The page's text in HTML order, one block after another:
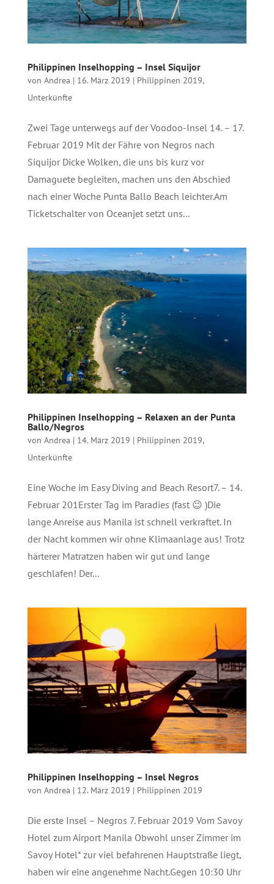
Philippinen Inselhopping – Insel Siquijor
von Andrea | 16. März 2019 | Philippinen 2019,
Unterkünfte
Zwei Tage unterwegs auf der Voodoo-Insel 14. – 17.
Februar 2019 Mit der Fähre von Negros nach
Siquijor Dicke Wolken, die uns bis kurz vor
Damaguete begleiten, machen uns den Abschied
nach einer Woche Punta Ballo Beach leichter.Am
Ticketschalter von Oceanjet setzt uns...
Philippinen Inselhopping – Relaxen an der Punta
Ballo/Negros
von Andrea | 14. März 2019 | Philippinen 2019,
Unterkünfte
Eine Woche im Easy Diving and Beach Resort7. – 14.
Februar 201Erster Tag im Paradies (fast 😉 )Die
lange Anreise aus Manila ist schnell verkraftet. In
der Nacht kommen wir ohne Klimaanlage aus! Trotz
härterer Matratzen haben wir gut und lange
geschlafen! Der...
Philippinen Inselhopping – Insel Negros
von Andrea | 12. März 2019 | Philippinen 2019
Die erste Insel – Negros 7. Februar 2019 Vom Savoy
Hotel zum Airport Manila Obwohl unser Zimmer im
Savoy Hotel* zur viel befahrenen Hauptstraße liegt,
haben wir eine angenehme Nacht.Gegen 10:30 Uhr